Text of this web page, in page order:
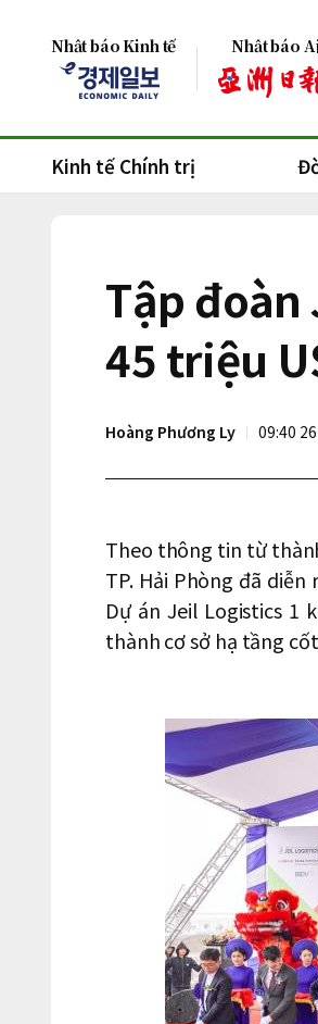
Nhật báo Kinh tế Nhật báo
Kinh tế Chính trị
Tập
45 triệu
Hoàng Phương Ly 09:40
Theo thông tin từ
TP. Hải Phòng đã
Dự án Jeil Logistics
thành cơ sở hạ tầng